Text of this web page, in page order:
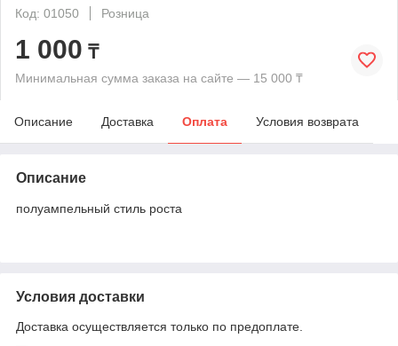
Код: 01050
Розница
1 000 ₸
Минимальная сумма заказа на сайте — 15 000 ₸
Описание Доставка Оплата Условия возврата
Описание
полуампельный стиль роста
Условия доставки
Доставка осуществляется только по предоплате.